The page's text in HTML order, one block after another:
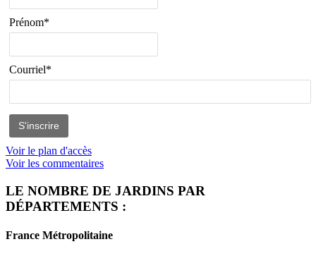
Prénom*
Courriel*
Voir le plan d'accès
Voir les commentaires
LE NOMBRE DE JARDINS PAR
DÉPARTEMENTS :
France Métropolitaine